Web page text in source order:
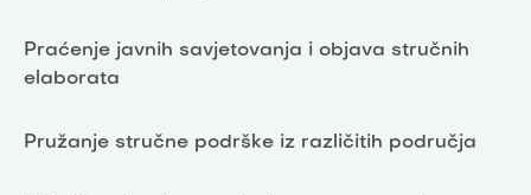
Praćenje javnih savjetovanja i objava stručnih
elaborata
Pružanje stručne podrške iz različitih područja